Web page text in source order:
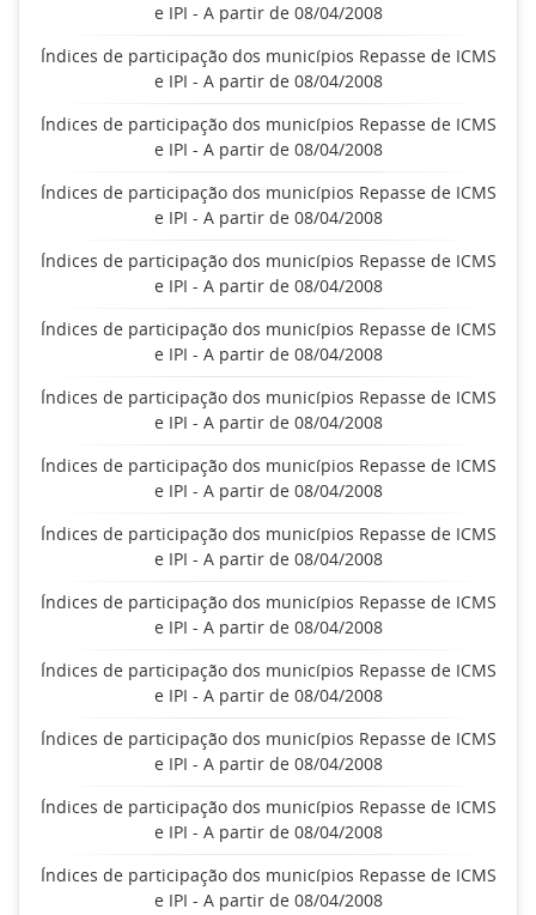
e IPI - A partir de 08/04/2008
Índices de participação dos municípios Repasse de ICMS
e IPI - A partir de 08/04/2008
Índices de participação dos municípios Repasse de ICMS
e IPI - A partir de 08/04/2008
Índices de participação dos municípios Repasse de ICMS
e IPI - A partir de 08/04/2008
Índices de participação dos municípios Repasse de ICMS
e IPI - A partir de 08/04/2008
Índices de participação dos municípios Repasse de ICMS
e IPI - A partir de 08/04/2008
Índices de participação dos municípios Repasse de ICMS
e IPI - A partir de 08/04/2008
Índices de participação dos municípios Repasse de ICMS
e IPI - A partir de 08/04/2008
Índices de participação dos municípios Repasse de ICMS
e IPI - A partir de 08/04/2008
Índices de participação dos municípios Repasse de ICMS
e IPI - A partir de 08/04/2008
Índices de participação dos municípios Repasse de ICMS
e IPI - A partir de 08/04/2008
Índices de participação dos municípios Repasse de ICMS
e IPI - A partir de 08/04/2008
Índices de participação dos municípios Repasse de ICMS
e IPI - A partir de 08/04/2008
Índices de participação dos municípios Repasse de ICMS
e IPI - A partir de 08/04/2008